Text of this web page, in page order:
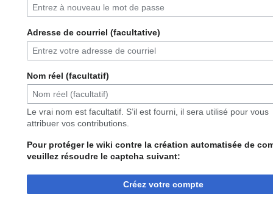
Adresse de courriel (facultative)
Nom réel (facultatif)
Le vrai nom est facultatif. S’il est fourni, il sera utilisé pour vous
attribuer vos contributions.
Pour protéger le wiki contre la création automatisée de
veuillez résoudre le captcha suivant:
Créez votre compte